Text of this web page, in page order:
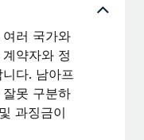
러 국가와
약자와 정
다. 남아프
못 구분하
과징금이